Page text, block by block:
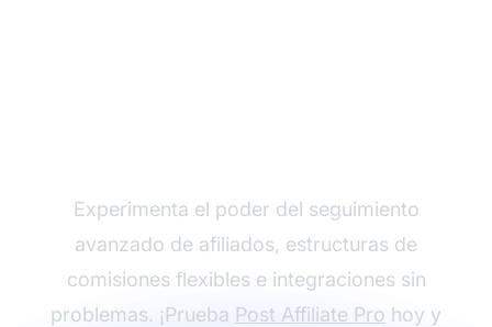
Experimenta el poder del seguimiento
avanzado de afiliados, estructuras de
comisiones flexibles e integraciones sin
problemas. ¡Prueba Post Affiliate Pro hoy y